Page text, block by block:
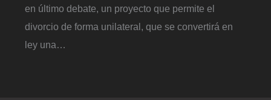
en último debate, un proyecto que permite el
divorcio de forma unilateral, que se convertirá en
ley una…